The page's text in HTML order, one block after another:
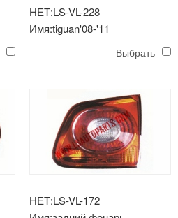
НЕТ:LS-VL-228
Имя:tiguan'08-'11
Выбрать
НЕТ:LS-VL-172